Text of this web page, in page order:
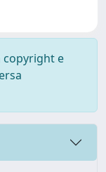
copyright e